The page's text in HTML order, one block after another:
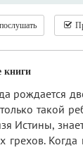
книги
рождается
такой
Истины,
грехов.